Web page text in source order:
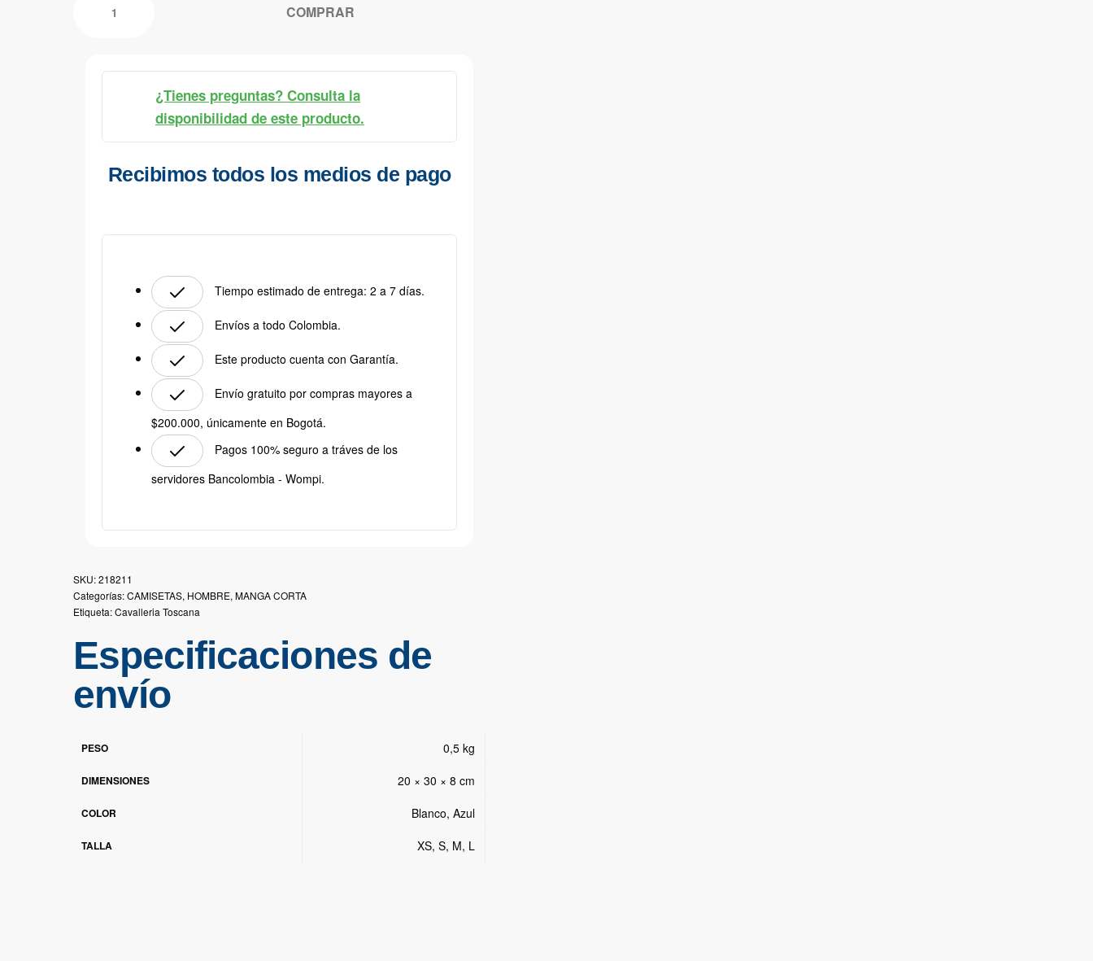
COMPRAR
¿Tienes preguntas? Consulta la
disponibilidad de este producto.
Recibimos todos los medios de pago
Tiempo estimado de entrega: 2 a 7 días.
Envíos a todo Colombia.
Este producto cuenta con Garantía.
Envío gratuito por compras mayores a
$200.000, únicamente en Bogotá.
Pagos 100% seguro a tráves de los
servidores Bancolombia - Wompi.
218211
Categorías:CAMISETAS, HOMBRE, MANGA CORTA
Etiqueta:Cavalleria Toscana
Especificaciones de
envío
PESO 0,5 kg
DIMENSIONES 20 × 30 × 8 cm
COLOR Blanco, Azul
TALLA XS, S, M, L